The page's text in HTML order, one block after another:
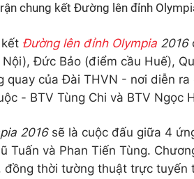
chung kết Đường lên đỉnh
Đường lên đỉnh Olympia 2016
Đức Bảo (điểm cầu Huế),
quay của Đài THVN - nơi diễn
- BTV Tùng Chi và BTV Ngọc
2016sẽ là cuộc đấu giữa 4
Tuấn và Phan Tiến Tùng.
đồng thời tường thuật trực tuyến